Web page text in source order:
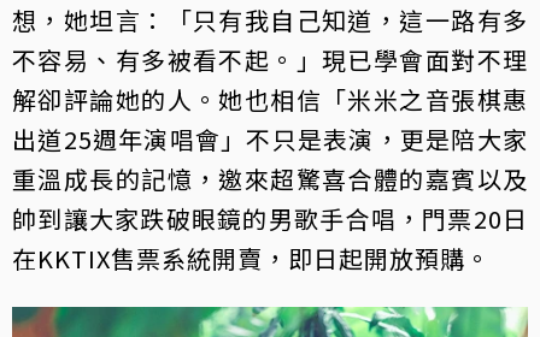
想，她坦言：「只有我自己知道，這一路有多
不容易、有多被看不起。」現已學會面對不理
解卻評論她的人。她也相信「米米之音張棋惠
出道25週年演唱會」不只是表演，更是陪大家
重溫成長的記憶，邀來超驚喜合體的嘉賓以及
帥到讓大家跌破眼鏡的男歌手合唱，門票20日
在KKTIX售票系統開賣，即日起開放預購。